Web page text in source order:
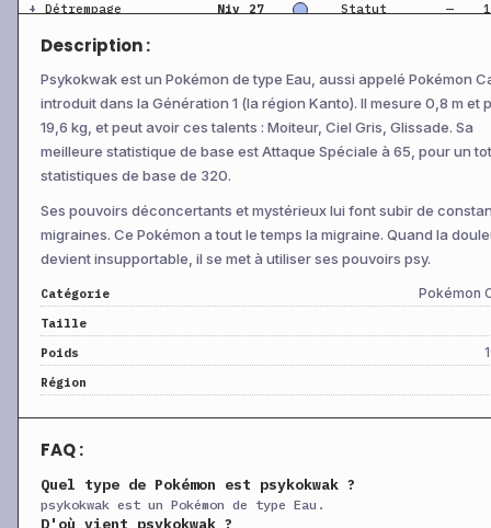
+ Détrempage Niv 27 Statut —
Boost
Amnésie Niv 34 Statut —
Hydrocanon Niv 36 Spéciale 110
Surf Niv 36 Spéciale
Zone Étrange Niv 39
Aéropique CT Physique 60
Attraction Statut
Plaquage
Casse-Brique
+ Saumure CT Spéciale 65
Bulles d’O
Plénitude CT Statut
Séduction CT
Description :
Psykokwak est un Pokémon de type Eau, aussi appelé Pokémon
introduit dans la Génération 1 (la région Kanto). Il mesure 0,8 m et
19,6 kg, et peut avoir ces talents : Moiteur, Ciel Gris, Glissade. Sa
meilleure statistique de base est Attaque Spéciale à 65, pour un
statistiques de base de 320.
Ses pouvoirs déconcertants et mystérieux lui font subir de
migraines. Ce Pokémon a tout le temps la migraine. Quand la
devient insupportable, il se met à utiliser ses pouvoirs psy.
Catégorie Pokémon
Taille
Poids
Région
FAQ :
Quel type de Pokémon est psykokwak ?
psykokwak est un Pokémon de type Eau.
D'où vient psykokwak ?